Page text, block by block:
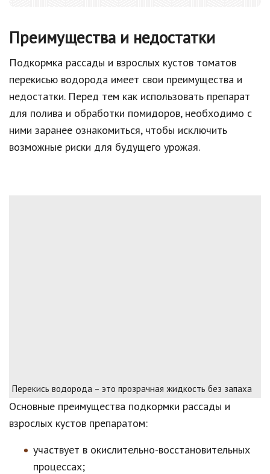
Преимущества и недостатки
Подкормка рассады и взрослых кустов томатов
перекисью водорода имеет свои преимущества и
недостатки. Перед тем как использовать препарат
для полива и обработки помидоров, необходимо с
ними заранее ознакомиться, чтобы исключить
возможные риски для будущего урожая.
Перекись водорода – это прозрачная жидкость без запаха
Основные преимущества подкормки рассады и
взрослых кустов препаратом:
участвует в окислительно-восстановительных
процессах;